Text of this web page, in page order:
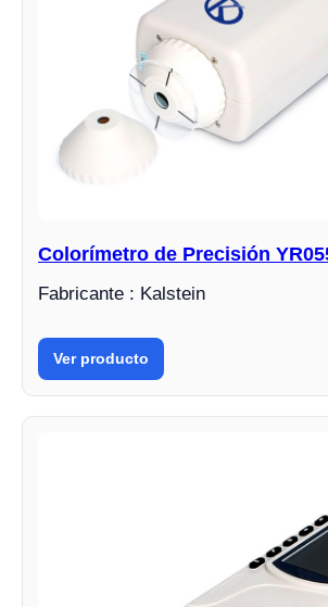
Colorímetro de Precisión
Fabricante : Kalstein
Ver producto